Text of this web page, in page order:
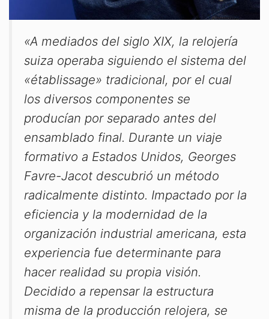
«A mediados del siglo XIX, la relojería
suiza operaba siguiendo el sistema del
«établissage» tradicional, por el cual
los diversos componentes se
producían por separado antes del
ensamblado final. Durante un viaje
formativo a Estados Unidos, Georges
Favre-Jacot descubrió un método
radicalmente distinto. Impactado por la
eficiencia y la modernidad de la
organización industrial americana, esta
experiencia fue determinante para
hacer realidad su propia visión.
Decidido a repensar la estructura
misma de la producción relojera, se